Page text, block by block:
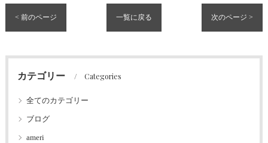
< 前のページ 一覧に戻る 次のページ >
カテゴリー Categories
全てのカテゴリー
ブログ
ameri